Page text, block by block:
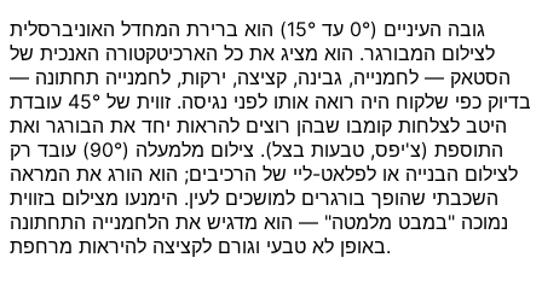
גובה העיניים (0° עד 15°) הוא ברירת המחדל האוניברסלית
לצילום המבורגר. הוא מציג את כל הארכיטקטורה האנכית של
הסטאק — לחמנייה, גבינה, קציצה, ירקות, לחמנייה תחתונה —
בדיוק כפי שלקוח היה רואה אותו לפני נגיסה. זווית של 45° עובדת
היטב לצלחות קומבו שבהן רוצים להראות יחד את הבורגר ואת
התוספת (צ'יפס, טבעות בצל). צילום מלמעלה (90°) עובד רק
לצילום הבנייה או לפלאט-ליי של הרכיבים; הוא הורג את המראה
השכבתי שהופך בורגרים למושכים לעין. הימנעו מצילום בזווית
נמוכה "במבט מלמטה" — הוא מדגיש את הלחמנייה התחתונה
באופן לא טבעי וגורם לקציצה להיראות מרחפת.